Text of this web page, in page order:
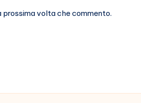
prossima volta che commento.